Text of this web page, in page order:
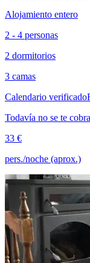
Alojamiento entero
2 - 4 personas
2 dormitorios
3 camas
Calendario verificado
Todavía no se te
33 €
pers./noche (aprox.)